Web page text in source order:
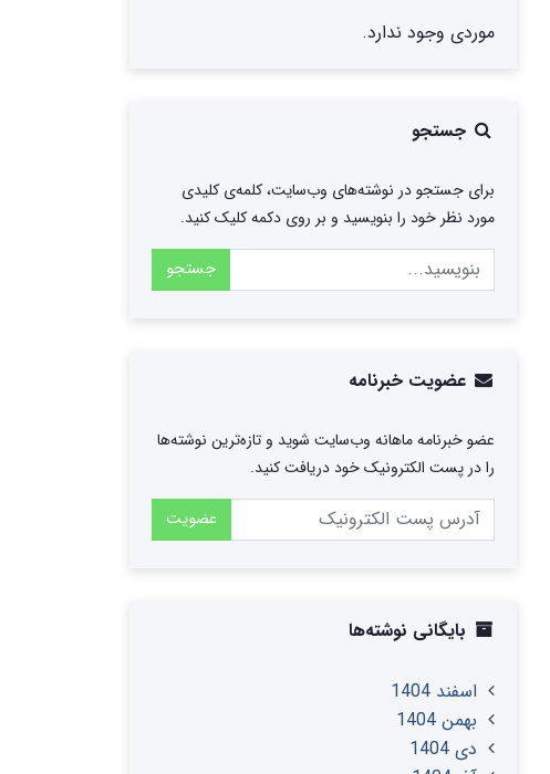
موردی وجود ندارد.
جستجو
برای جستجو در نوشته‌های وب‌سایت، کلمه‌ی کلیدی
مورد نظر خود را بنویسید و بر روی دکمه کلیک کنید.
جستجو
عضویت خبرنامه
عضو خبرنامه ماهانه وب‌سایت شوید و تازه‌ترین نوشته‌ها
را در پست الکترونیک خود دریافت کنید.
عضویت
بایگانی نوشته‌ها
اسفند 1404
بهمن 1404
دی 1404